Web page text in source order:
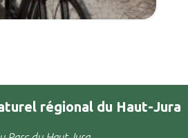
régional du Haut-Jura